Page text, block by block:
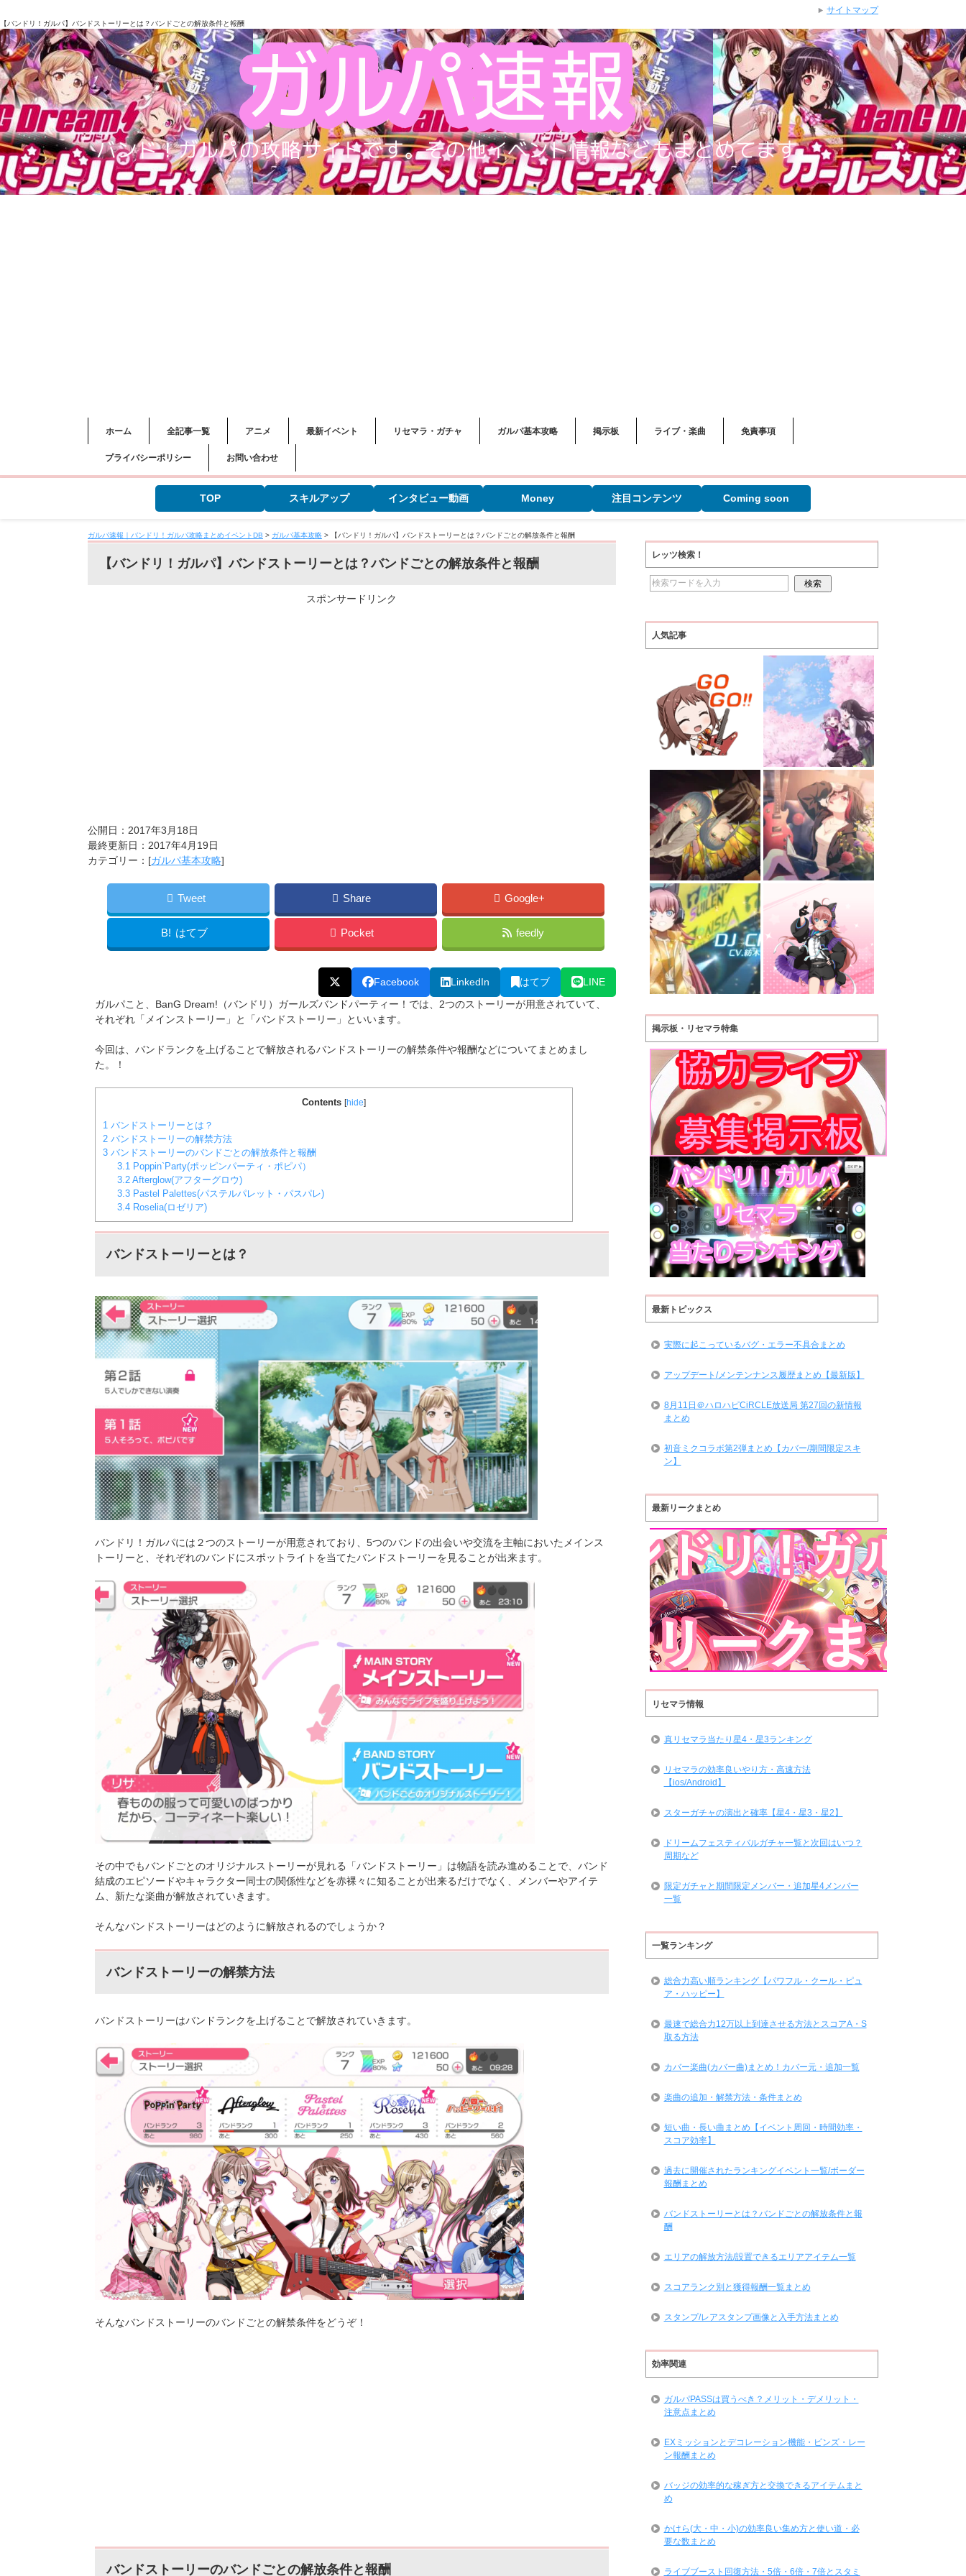
【バンドリ！ガルパ】バンドストーリーとは？バンドごとの解放条件と報酬
ホーム 全記事一覧 アニメ 最新イベント リセマラ・ガチャ ガルパ基本攻略 掲示板 ライブ・楽曲 免責事項
プライバシーポリシー お問い合わせ
TOP スキルアップ インタビュー動画 Money 注目コンテンツ Coming soon
ガルパ速報｜バンドリ！ガルパ攻略まとめイベントDB > ガルパ基本攻略 > 【バンドリ！ガルパ】バンドストーリーとは？バンドごとの解放条件と報酬
【バンドリ！ガルパ】バンドストーリーとは？バンドごとの解放条件と報酬
スポンサードリンク
公開日：2017年3月18日
最終更新日：2017年4月19日
カテゴリー：[ガルパ基本攻略]
Tweet Share Google+
B! はてブ Pocket feedly
Facebook LinkedIn はてブ
LINE
ガルパこと、BanG Dream!（バンドリ）ガールズバンドパーティー！では、2つのストーリーが用意されていて、
それぞれ「メインストーリー」と「バンドストーリー」といいます。
今回は、バンドランクを上げることで解放されるバンドストーリーの解禁条件や報酬などについてまとめまし
た。！
Contents [hide]
1 バンドストーリーとは？
2 バンドストーリーの解禁方法
3 バンドストーリーのバンドごとの解放条件と報酬
3.1Poppin`Party(ポッピンパーティ・ポピパ）
3.2Afterglow(アフターグロウ)
3.3Pastel Palettes(パステルパレット・パスパレ)
3.4Roselia(ロゼリア)
バンドストーリーとは？
バンドリ！ガルパには２つのストーリーが用意されており、5つのバンドの出会いや交流を主軸においたメインス
トーリーと、それぞれのバンドにスポットライトを当てたバンドストーリーを見ることが出来ます。
その中でもバンドごとのオリジナルストーリーが見れる「バンドストーリー」は物語を読み進めることで、バンド
結成のエピソードやキャラクター同士の関係性などを赤裸々に知ることが出来るだけでなく、メンバーやアイテ
ム、新たな楽曲が解放されていきます。
そんなバンドストーリーはどのように解放されるのでしょうか？
バンドストーリーの解禁方法
バンドストーリーはバンドランクを上げることで解放されていきます。
そんなバンドストーリーのバンドごとの解禁条件をどうぞ！
バンドストーリーのバンドごとの解放条件と報酬
レッツ検索！
人気記事
掲示板・リセマラ特集
最新トピックス
実際に起こっているバグ・エラー不具合まとめ
アップデート/メンテンナンス履歴まとめ【最新版】
8月11日＠ハロハピCiRCLE放送局 第27回の新情報
まとめ
初音ミクコラボ第2弾まとめ【カバー/期間限定スキ
ン】
最新リークまとめ
リセマラ情報
真リセマラ当たり星4・星3ランキング
リセマラの効率良いやり方・高速方法
【ios/Android】
スターガチャの演出と確率【星4・星3・星2】
ドリームフェスティバルガチャ一覧と次回はいつ？
周期など
限定ガチャと期間限定メンバー・追加星4メンバー
一覧
一覧ランキング
総合力高い順ランキング【パワフル・クール・ピュ
ア・ハッピー】
最速で総合力12万以上到達させる方法とスコアA・S
取る方法
カバー楽曲(カバー曲)まとめ！カバー元・追加一覧
楽曲の追加・解禁方法・条件まとめ
短い曲・長い曲まとめ【イベント周回・時間効率・
スコア効率】
過去に開催されたランキングイベント一覧/ボーダー
報酬まとめ
バンドストーリーとは？バンドごとの解放条件と報
酬
エリアの解放方法/設置できるエリアアイテム一覧
スコアランク別と獲得報酬一覧まとめ
スタンプ/レアスタンプ画像と入手方法まとめ
効率関連
ガルパPASSは買うべき？メリット・デメリット・
注意点まとめ
EXミッションとデコレーション機能・ピンズ・レー
ン報酬まとめ
バッジの効率的な稼ぎ方と交換できるアイテムまと
め
かけら(大・中・小)の効率良い集め方と使い道・必
要な数まとめ
ライブブースト回復方法・5倍・6倍・7倍とスタミ
サイトマップ